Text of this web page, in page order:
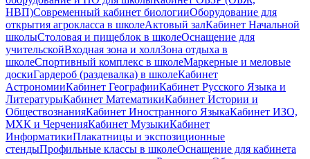
НВП)Современный кабинет биологииОборудование для
открытия агрокласса в школеАктовый залКабинет Начальной
школыСтоловая и пищеблок в школеОснащение для
учительскойВходная зона и холлЗона отдыха в
школеСпортивный комплекс в школеМаркерные и меловые
доскиГардероб (раздевалка) в школеКабинет
АстрономииКабинет ГеографииКабинет Русского Языка и
ЛитературыКабинет МатематикиКабинет Истории и
ОбществознанияКабинет Иностранного ЯзыкаКабинет ИЗО,
МХК и ЧерченияКабинет МузыкиКабинет
ИнформатикиПлакатницы и экспозиционные
стендыПрофильные классы в школеОснащение для кабинета